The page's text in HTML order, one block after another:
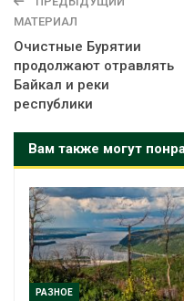
МАТЕРИАЛ
Очистные Бурятии
продолжают отравлять
Байкал и реки
республики
Вам также могут
РАЗНОЕ